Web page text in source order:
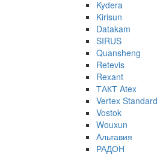
Kydera
Kirisun
Datakam
SIRUS
Quansheng
Retevis
Rexant
ТАКТ Atex
Vertex Standard
Vostok
Wouxun
Альтавия
РАДОН